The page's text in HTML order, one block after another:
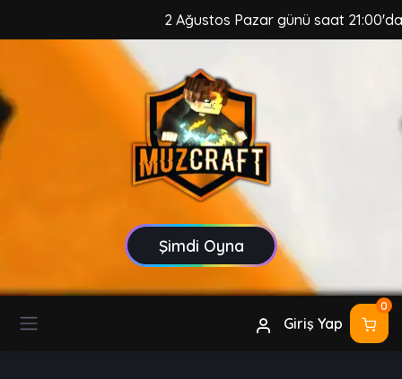
2 Ağustos Pazar günü saat
Şimdi Oyna
Giriş Yap
0